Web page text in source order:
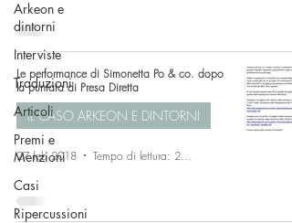
Arkeon e
dintorni
Interviste
Traduzioni
Articoli
Premi e
Menzioni
Casi
Ripercussioni
Le performance di Simonetta Po & co. dopo
la puntata di Presa Diretta
IL CASO ARKEON E DINTORNI
27 feb 2018 Tempo di lettura: 2 min